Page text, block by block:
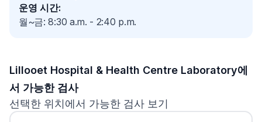
운영 시간:
월~금: 8:30 a.m. - 2:40 p.m.
Lillooet Hospital & Health Centre Laboratory에
서 가능한 검사
선택한 위치에서 가능한 검사 보기